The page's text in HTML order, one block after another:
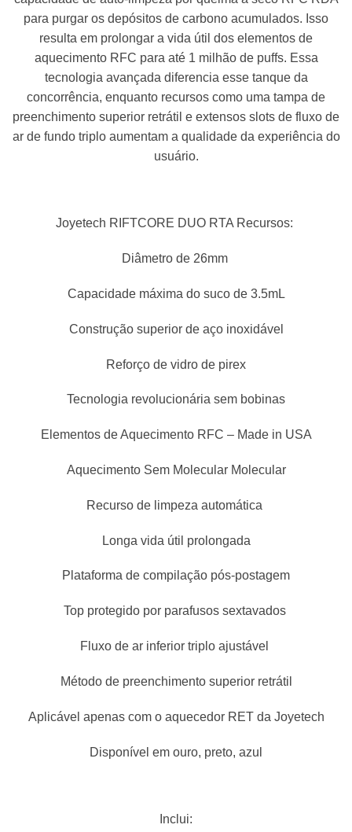
para purgar os depósitos de carbono acumulados. Isso
resulta em prolongar a vida útil dos elementos de
aquecimento RFC para até 1 milhão de puffs. Essa
tecnologia avançada diferencia esse tanque da
concorrência, enquanto recursos como uma tampa de
preenchimento superior retrátil e extensos slots de fluxo de
ar de fundo triplo aumentam a qualidade da experiência do
usuário.
Joyetech RIFTCORE DUO RTA Recursos:
Diâmetro de 26mm
Capacidade máxima do suco de 3.5mL
Construção superior de aço inoxidável
Reforço de vidro de pirex
Tecnologia revolucionária sem bobinas
Elementos de Aquecimento RFC – Made in USA
Aquecimento Sem Molecular Molecular
Recurso de limpeza automática
Longa vida útil prolongada
Plataforma de compilação pós-postagem
Top protegido por parafusos sextavados
Fluxo de ar inferior triplo ajustável
Método de preenchimento superior retrátil
Aplicável apenas com o aquecedor RET da Joyetech
Disponível em ouro, preto, azul
Inclui: